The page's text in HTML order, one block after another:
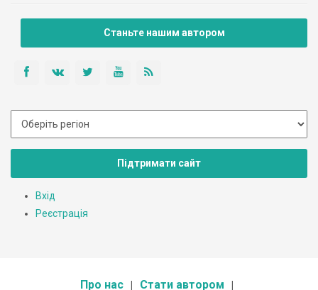
Станьте нашим автором
Підтримати сайт
Вхід
Реєстрація
Про нас Стати автором